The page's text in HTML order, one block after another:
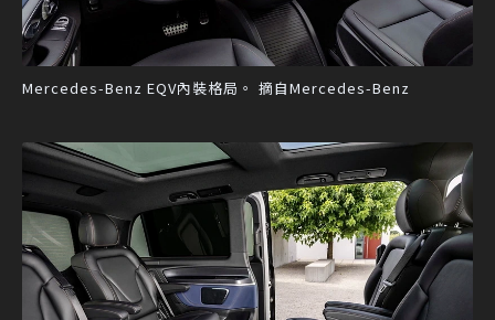
Mercedes-Benz EQV內裝格局。 摘自Mercedes-Benz